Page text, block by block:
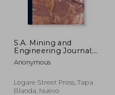
40%
dcto.
S.A. Mining and
Engineering Journal;
27, pt.1, no.1367 (en
Inglés)
Anonymous
Legare Street Press, Tapa
Blanda, Nuevo